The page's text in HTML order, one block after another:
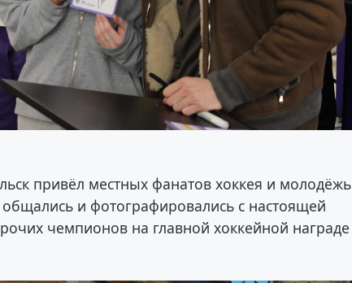
привёл местных фанатов хоккея и молодёжь
и фотографировались с настоящей
чемпионов на главной хоккейной награде